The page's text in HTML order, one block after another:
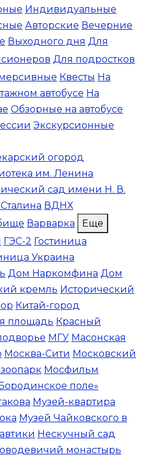
Индивидуальные
Авторские Вечерние
Выходного дня Для
Для подростков
Квесты На
автобусе На
Обзорные на автобусе
Экскурсионные
огород
им. Ленина
сад имени Н. В.
ВДНХ
Варварка
Еще
ГЭС-2 Гостиница
Украина
Дом Наркомфина Дом
кремль Исторический
Китай-город
площадь Красный
МГУ Масонская
Москва-Сити Московский
Мосфильм
поле»
Музей-квартира
Музей Чайковского в
Нескучный сад
монастырь